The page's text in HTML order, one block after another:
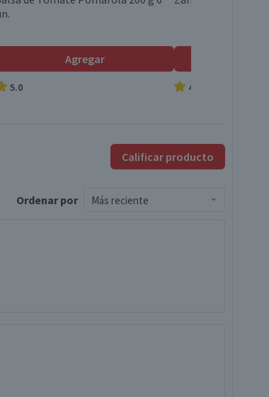
Agregar
5.0 4.9
Calificar producto
Ordenar por Más reciente